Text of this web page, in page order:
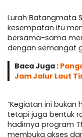
Lurah Batangmata
kesempatan itu
bersama-sama
dengan semangat
Baca Juga :
Jam Jalur Laut
“Kegiatan ini
tetapi juga bentuk
hadirnya program
membuka akses